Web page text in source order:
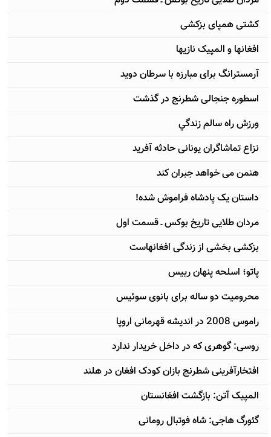
کشتی همپای بزکشی
افغانها و المپیک نازیها
آرمسترانگ برای مبارزه با سرطان دوید
اسطوره جنجالی شطرنج در گذشت
ورزش راه سالم زندگي
نزاع تماشاگران یونانی حادثه آفرید
هنمن می خواهد جبران کند
داستان یک پادشاه فراموش شده!
مردان طلایی تاریخ بوکس ـ قسمت اول
بزکشی بخشی از زندگی افغانهاست
پاتو؛ اسلحه پنهان رییس
محرومیت دو ساله برای بانوی سوئیس
راموس 2008 در اندیشه قهرمانی اروپا
روسی: گوهری که در داخل خریدار ندارد
افتخارآفرینی شطرنج بازان کودک افغان در هلند
المپیک آتن: بازگشت افغانستان
گئورگ هاجی: شاه فوتبال رومانی